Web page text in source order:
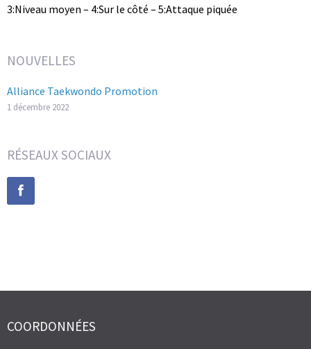
3:Niveau moyen – 4:Sur le côté – 5:Attaque piquée
NOUVELLES
Alliance Taekwondo Promotion
1 décembre 2022
RÉSEAUX SOCIAUX
COORDONNÉES